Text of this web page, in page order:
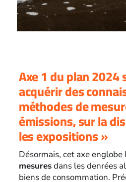
Axe 1 du plan 2024
acquérir des
méthodes de
émissions, sur la
les expositions »
Désormais, cet axe englobe
mesuresdans les denrées
biens de consommation.